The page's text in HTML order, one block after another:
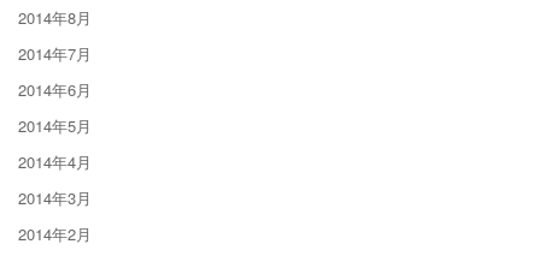
2014年8月
2014年7月
2014年6月
2014年5月
2014年4月
2014年3月
2014年2月